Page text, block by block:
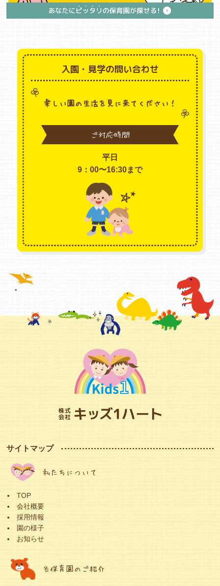
入園・見学の問い合わせ
楽しい園の生活を見に来てください！
ご対応時間
平日
9：00〜16:30まで
サイトマップ
私たちについて
TOP
会社概要
採用情報
園の様子
お知らせ
各保育園のご紹介